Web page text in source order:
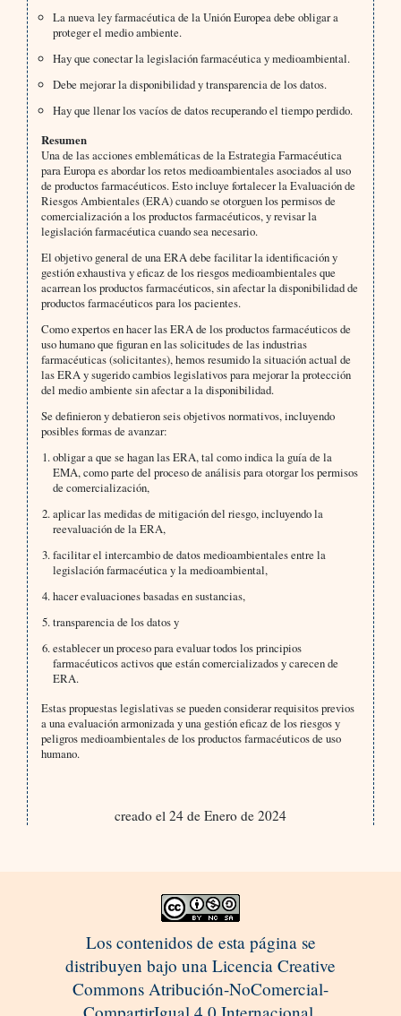
La nueva ley farmacéutica de la Unión Europea debe obligar a
proteger el medio ambiente.
Hay que conectar la legislación farmacéutica y medioambiental.
Debe mejorar la disponibilidad y transparencia de los datos.
Hay que llenar los vacíos de datos recuperando el tiempo perdido.
Resumen
Una de las acciones emblemáticas de la Estrategia Farmacéutica
para Europa es abordar los retos medioambientales asociados al uso
de productos farmacéuticos. Esto incluye fortalecer la Evaluación de
Riesgos Ambientales (ERA) cuando se otorguen los permisos de
comercialización a los productos farmacéuticos, y revisar la
legislación farmacéutica cuando sea necesario.
El objetivo general de una ERA debe facilitar la identificación y
gestión exhaustiva y eficaz de los riesgos medioambientales que
acarrean los productos farmacéuticos, sin afectar la disponibilidad de
productos farmacéuticos para los pacientes.
Como expertos en hacer las ERA de los productos farmacéuticos de
uso humano que figuran en las solicitudes de las industrias
farmacéuticas (solicitantes), hemos resumido la situación actual de
las ERA y sugerido cambios legislativos para mejorar la protección
del medio ambiente sin afectar a la disponibilidad.
Se definieron y debatieron seis objetivos normativos, incluyendo
posibles formas de avanzar:
obligar a que se hagan las ERA, tal como indica la guía de la
EMA, como parte del proceso de análisis para otorgar los permisos
de comercialización,
aplicar las medidas de mitigación del riesgo, incluyendo la
reevaluación de la ERA,
facilitar el intercambio de datos medioambientales entre la
legislación farmacéutica y la medioambiental,
hacer evaluaciones basadas en sustancias,
transparencia de los datos y
establecer un proceso para evaluar todos los principios
farmacéuticos activos que están comercializados y carecen de
ERA.
Estas propuestas legislativas se pueden considerar requisitos previos
a una evaluación armonizada y una gestión eficaz de los riesgos y
peligros medioambientales de los productos farmacéuticos de uso
humano.
creado el 24 de Enero de 2024
Los contenidos de esta página se
distribuyen bajo una Licencia Creative
Commons Atribución-NoComercial-